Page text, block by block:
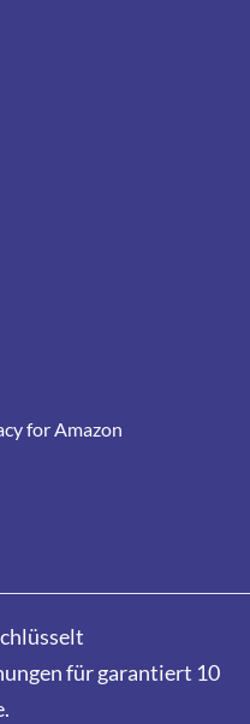
for Amazon
für garantiert 10